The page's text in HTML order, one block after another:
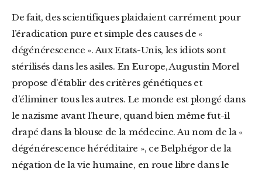
De fait, des scientifiques plaidaient carrément pour
l’éradication pure et simple des causes de «
dégénérescence ». Aux Etats-Unis, les idiots sont
stérilisés dans les asiles. En Europe, Augustin Morel
propose d’établir des critères génétiques et
d’éliminer tous les autres. Le monde est plongé dans
le nazisme avant l’heure, quand bien même fut-il
drapé dans la blouse de la médecine. Au nom de la «
dégénérescence héréditaire », ce Belphégor de la
négation de la vie humaine, en roue libre dans le